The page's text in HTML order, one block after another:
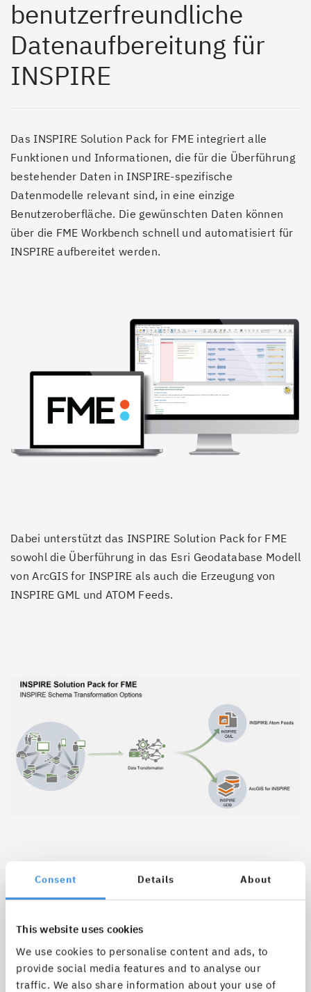
Consent Details About
This website uses cookies
We use cookies to personalise content and ads, to
provide social media features and to analyse our
traffic. We also share information about your use of
benutzerfreundliche
Datenaufbereitung für
INSPIRE
Das INSPIRE Solution Pack for FME integriert alle
Funktionen und Informationen, die für die Überführung
bestehender Daten in INSPIRE-spezifische
Datenmodelle relevant sind, in eine einzige
Benutzeroberfläche. Die gewünschten Daten können
über die FME Workbench schnell und automatisiert für
INSPIRE aufbereitet werden.
Dabei unterstützt das INSPIRE Solution Pack for FME
sowohl die Überführung in das Esri Geodatabase Modell
von ArcGIS for INSPIRE als auch die Erzeugung von
INSPIRE GML und ATOM Feeds.
INSPIRE Solution Pack
for FME
Funktionen